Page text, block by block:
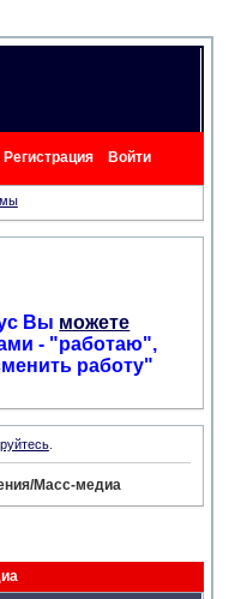
Регистрация Войти
Вы можете
- "работаю",
работу"
.
Масс-медиа